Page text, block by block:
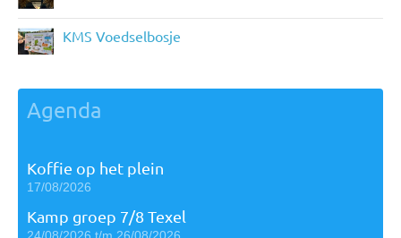
KMS Voedselbosje
Agenda
Koffie op het plein
17/08/2026
Kamp groep 7/8 Texel